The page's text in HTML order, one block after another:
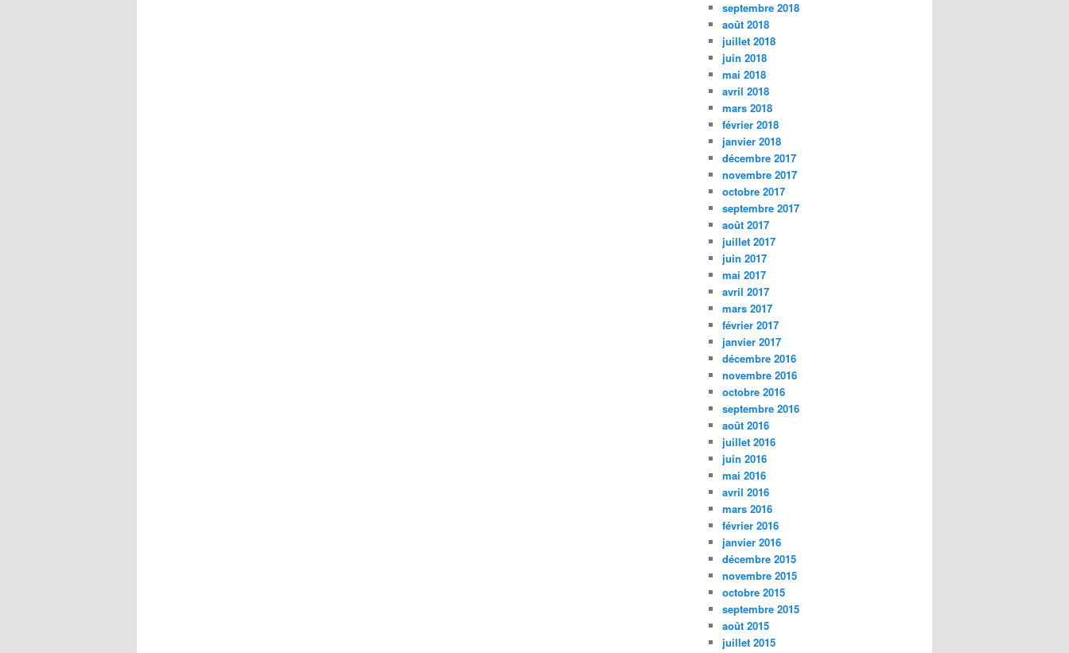
septembre 2018
août 2018
juillet 2018
juin 2018
mai 2018
avril 2018
mars 2018
février 2018
janvier 2018
décembre 2017
novembre 2017
octobre 2017
septembre 2017
août 2017
juillet 2017
juin 2017
mai 2017
avril 2017
mars 2017
février 2017
janvier 2017
décembre 2016
novembre 2016
octobre 2016
septembre 2016
août 2016
juillet 2016
juin 2016
mai 2016
avril 2016
mars 2016
février 2016
janvier 2016
décembre 2015
novembre 2015
octobre 2015
septembre 2015
août 2015
juillet 2015